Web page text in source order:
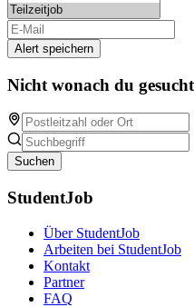
Alert speichern
Nicht wonach du
Suchen
StudentJob
Über StudentJob
Arbeiten bei StudentJob
Kontakt
Partner
FAQ